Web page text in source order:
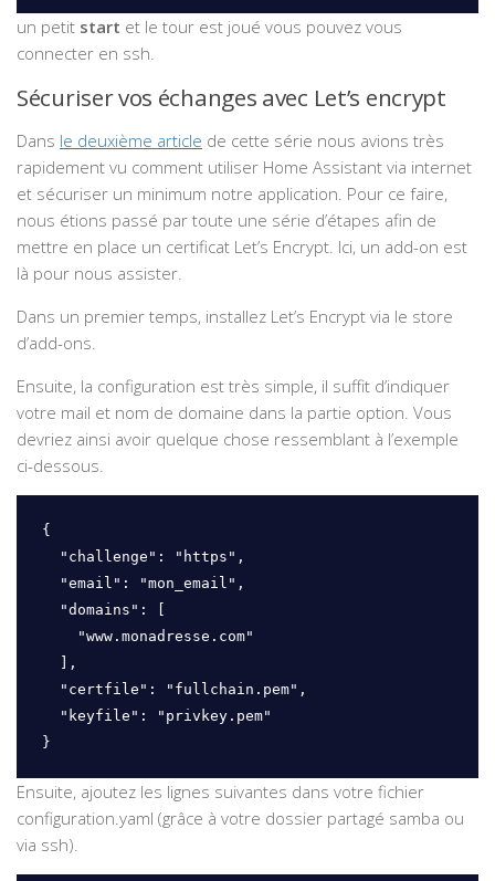
un petit start et le tour est joué vous pouvez vous
connecter en ssh.
Sécuriser vos échanges avec Let’s encrypt
Dans le deuxième article de cette série nous avions très
rapidement vu comment utiliser Home Assistant via internet
et sécuriser un minimum notre application. Pour ce faire,
nous étions passé par toute une série d’étapes afin de
mettre en place un certificat Let’s Encrypt. Ici, un add-on est
là pour nous assister.
Dans un premier temps, installez Let’s Encrypt via le store
d’add-ons.
Ensuite, la configuration est très simple, il suffit d’indiquer
votre mail et nom de domaine dans la partie option. Vous
devriez ainsi avoir quelque chose ressemblant à l’exemple
ci-dessous.
{
}
Ensuite, ajoutez les lignes suivantes dans votre fichier
configuration.yaml (grâce à votre dossier partagé samba ou
via ssh).